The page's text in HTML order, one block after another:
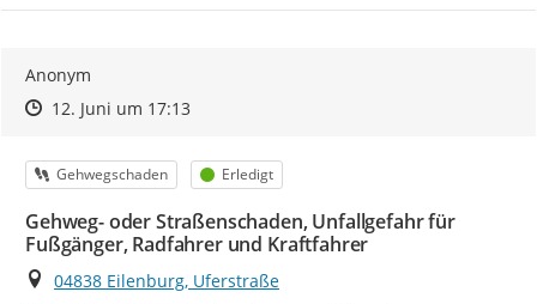
Anonym
Zeitpunkt des Erstellens
Zeitpunkt des Erstellens
12. Juni um 17:13Zur Äußerung
Kategorie
Gehwegschaden Status
Erledigt
Gehweg- oder Straßenschaden, Unfallgefahr für
Fußgänger, Radfahrer und Kraftfahrer
Ort
04838 Eilenburg, Uferstraße